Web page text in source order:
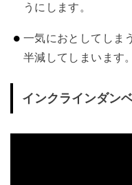
うにします。
一気におとしてしま
半減してしまいます。
インクラインダン